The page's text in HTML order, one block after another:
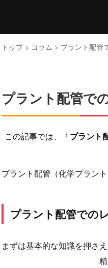
トップ> コラム > プラント配管
プラント配管で
この記事では、「プラント
プラント配管（化学プラン
プラント配管での
まずは基本的な知識を押さ